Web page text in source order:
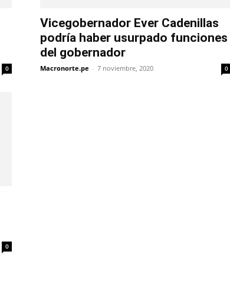
0
Vicegobernador Ever Cadenillas
podría haber usurpado funciones
del gobernador
Macronorte.pe - 7 noviembre, 2020 0
0